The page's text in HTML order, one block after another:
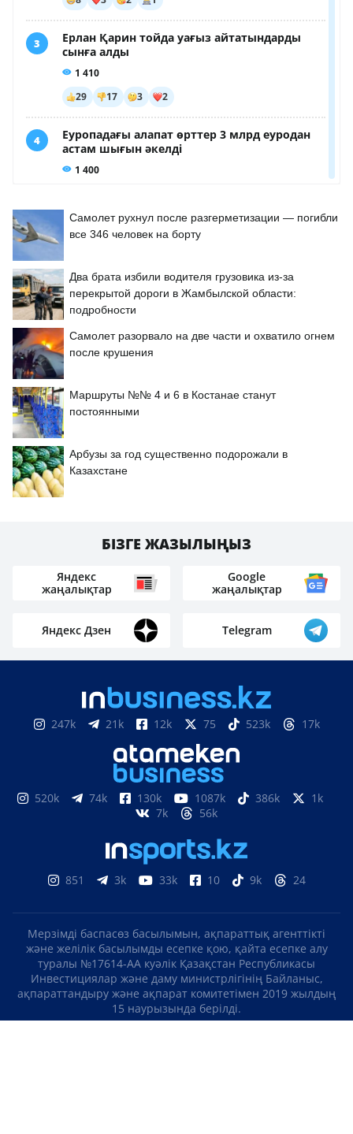
Самолет рухнул после разгерметизации — погибли
все 346 человек на борту
Два брата избили водителя грузовика из-за
перекрытой дороги в Жамбылской области:
подробности
Самолет разорвало на две части и охватило огнем
после крушения
Маршруты №№ 4 и 6 в Костанае станут
постоянными
Арбузы за год существенно подорожали в
Казахстане
БІЗГЕ ЖАЗЫЛЫҢЫЗ
Яндекс
жаңалықтар
Google
жаңалықтар
Яндекс Дзен Telegram
247k 21k 12k 75 523k 17k
520k 74k 130k 1087k 386k
1k
7k
56k
851 3k 33k 10 9k 24
Мерзімді баспасөз басылымын, ақпараттық агенттікті
және желілік басылымды есепке қою, қайта есепке алу
туралы №17614-АА куәлік Қазақстан Республикасы
Инвестициялар және даму министрлігінің Байланыс,
ақпараттандыру және ақпарат комитетімен 2019 жылдың
15 наурызында берілді.